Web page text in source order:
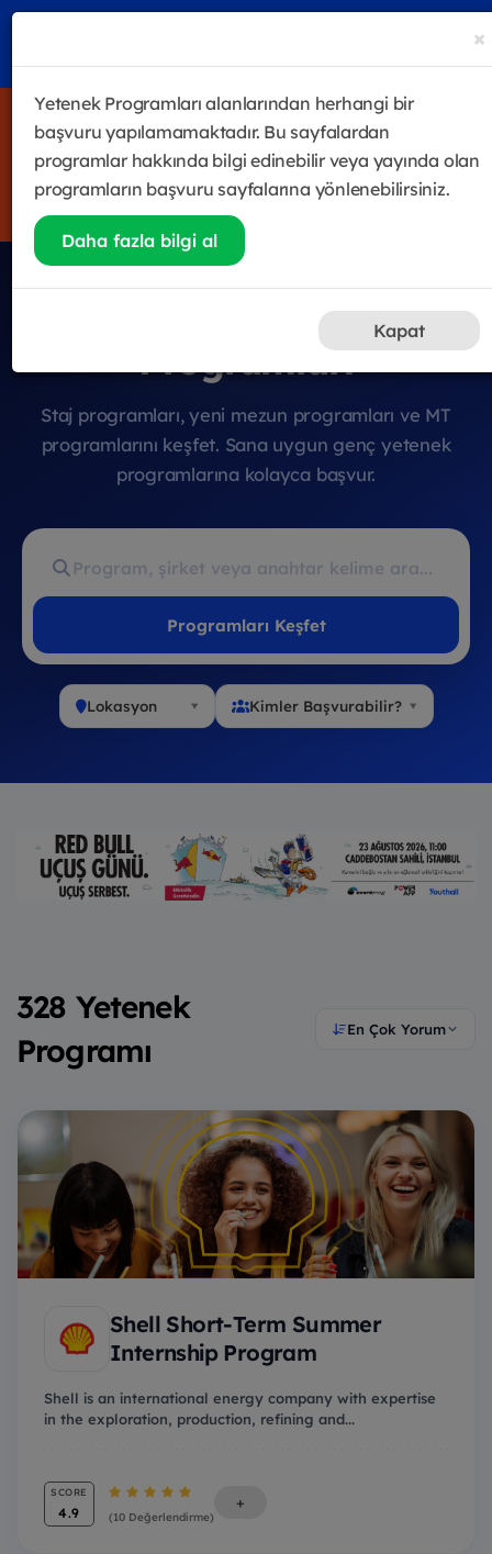
4 haftalık satış odaklı eğitim & gelişim programı Future
Sales Leader Academy başladı! Halen katılmak isteyenler
için kayıtlar devam ediyor.
Genç Yetenek
Programları
Staj programları, yeni mezun programları ve MT
programlarını keşfet. Sana uygun genç yetenek
programlarına kolayca başvur.
Programları Keşfet
Lokasyon Kimler Başvurabilir?
328 Yetenek
Programı
En Çok Yorum
Shell Short-Term Summer
Internship Program
Shell is an international energy company with expertise
in the exploration, production, refining and...
SCORE
4.9 (10 Değerlendirme)
+
×
Yetenek Programları alanlarından herhangi bir
başvuru yapılamamaktadır. Bu sayfalardan
programlar hakkında bilgi edinebilir veya yayında olan
programların başvuru sayfalarına yönlenebilirsiniz.
Daha fazla bilgi al
Kapat